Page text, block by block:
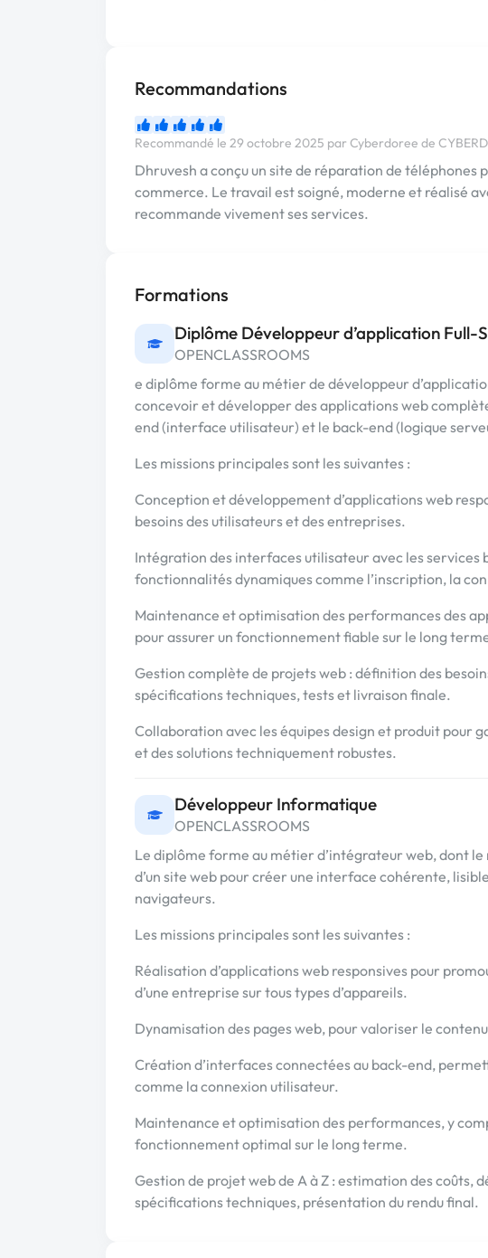
Recommandations
Recommandé le 29 octobre 2025 par Cyberdoree de
Dhruvesh a conçu un site de réparation de
commerce. Le travail est soigné, moderne et réalisé
recommande vivement ses services.
Formations
Diplôme Développeur d’application Full-
OPENCLASSROOMS
e diplôme forme au métier de développeur
concevoir et développer des applications web
end (interface utilisateur) et le back-end (logique
Les missions principales sont les suivantes :
Conception et développement d’applications web
besoins des utilisateurs et des entreprises.
Intégration des interfaces utilisateur avec les services
fonctionnalités dynamiques comme l’inscription, la
Maintenance et optimisation des performances des
pour assurer un fonctionnement fiable sur le long
Gestion complète de projets web : définition des
spécifications techniques, tests et livraison finale.
Collaboration avec les équipes design et produit pour
et des solutions techniquement robustes.
Développeur Informatique
OPENCLASSROOMS
Le diplôme forme au métier d’intégrateur web, dont
d’un site web pour créer une interface cohérente,
navigateurs.
Les missions principales sont les suivantes :
Réalisation d’applications web responsives pour
d’une entreprise sur tous types d’appareils.
Dynamisation des pages web, pour valoriser le
Création d’interfaces connectées au back-end,
comme la connexion utilisateur.
Maintenance et optimisation des performances, y
fonctionnement optimal sur le long terme.
Gestion de projet web de A à Z : estimation des coûts,
spécifications techniques, présentation du rendu final.